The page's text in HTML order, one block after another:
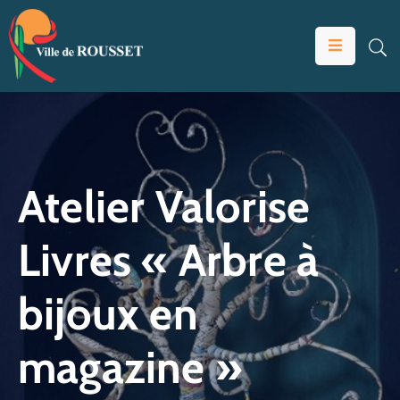
VOTRE
ÉDUCATION
ET
JEUNESSE
SOLIDARITÉS
ÉCONOMIE
ANIMATION
Atelier Valorise
Livres « Arbre à
bijoux en
magazine »